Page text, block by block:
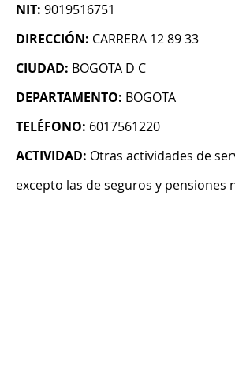
NIT: 9019516751
DIRECCIÓN: CARRERA 12 89 33
CIUDAD: BOGOTA D C
DEPARTAMENTO: BOGOTA
TELÉFONO: 6017561220
ACTIVIDAD: Otras actividades de
excepto las de seguros y pensiones